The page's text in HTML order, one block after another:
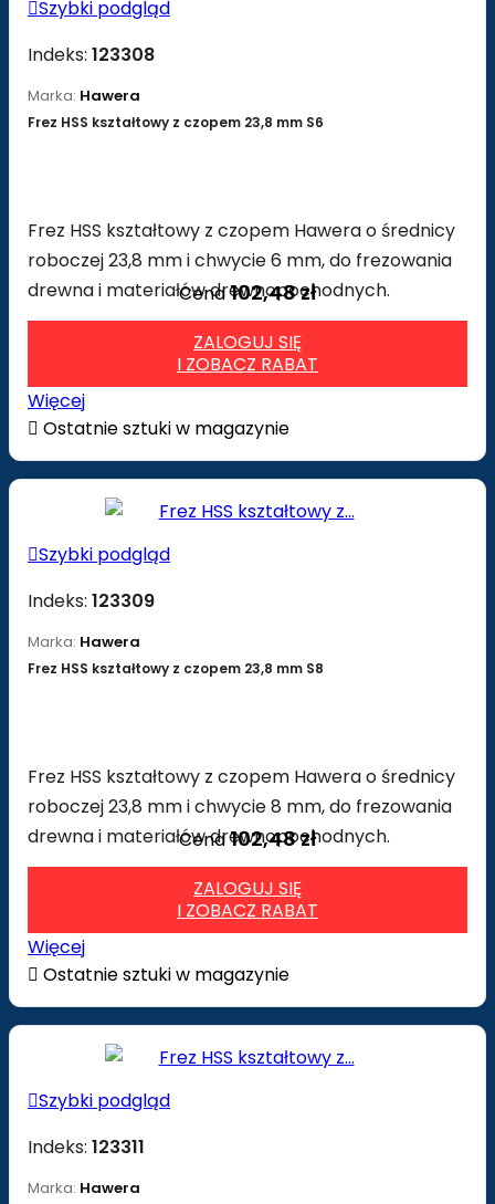
Szybki podgląd
Indeks: 123308
Marka: Hawera
Frez HSS kształtowy z czopem 23,8 mm S6
Frez HSS kształtowy z czopem Hawera o średnicy
roboczej 23,8 mm i chwycie 6 mm, do frezowania
drewna i materiałów drewnopochodnych.
Cena102,48 zł
ZALOGUJ SIĘ
I ZOBACZ RABAT
Więcej
 Ostatnie sztuki w magazynie
Szybki podgląd
Indeks: 123309
Marka: Hawera
Frez HSS kształtowy z czopem 23,8 mm S8
Frez HSS kształtowy z czopem Hawera o średnicy
roboczej 23,8 mm i chwycie 8 mm, do frezowania
drewna i materiałów drewnopochodnych.
Cena102,48 zł
ZALOGUJ SIĘ
I ZOBACZ RABAT
Więcej
 Ostatnie sztuki w magazynie
Szybki podgląd
Indeks: 123311
Marka: Hawera